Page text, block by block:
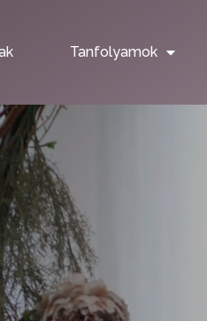
Tanfolyamok